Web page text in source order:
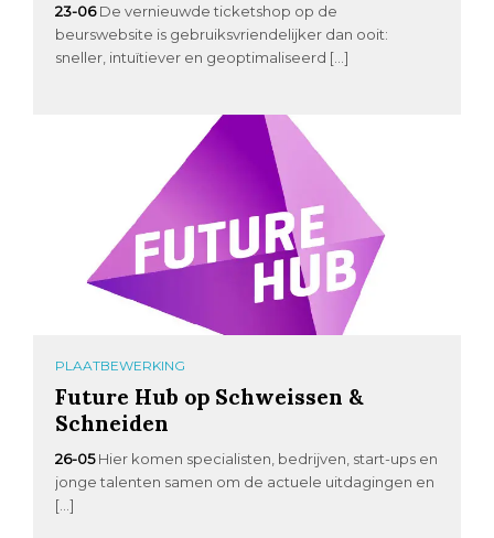
23-06 De vernieuwde ticketshop op de
beurswebsite is gebruiksvriendelijker dan ooit:
sneller, intuïtiever en geoptimaliseerd […]
PLAATBEWERKING
Future Hub op Schweissen &
Schneiden
26-05 Hier komen specialisten, bedrijven, start-ups en
jonge talenten samen om de actuele uitdagingen en
[…]